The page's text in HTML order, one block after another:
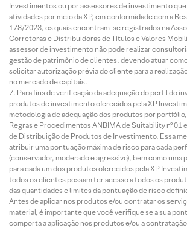
Investimentos ou por assessores de investimento
atividades por meio da XP, em conformidade com a
178/2023, os quais encontram-se registrados na
Corretoras e Distribuidoras de Títulos e Valores
assessor de investimento não pode realizar
gestão de patrimônio de clientes, devendo atuar
solicitar autorização prévia do cliente para a
no mercado de capitais.
Para fins de verificação da adequação do perfil do
produtos de investimento oferecidos pela XP
metodologia de adequação dos produtos por
Regras e Procedimentos ANBIMA de Suitability nº 01
de Distribuição de Produtos de Investimento. Essa
atribuir uma pontuação máxima de risco para cada
(conservador, moderado e agressivo), bem como uma
para cada um dos produtos oferecidos pela XP
todos os clientes possam ter acesso a todos os
das quantidades e limites da pontuação de risco
Antes de aplicar nos produtos e/ou contratar os
material, é importante que você verifique se a sua
comporta a aplicação nos produtos e/ou a